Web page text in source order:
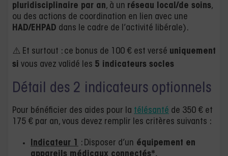
pluridisciplinaire par an, à un réseau local/de soins,
ou des actions de coordination en lien avec une
HAD/EHPAD dans le cadre de l’activité libérale).
⚠️ Et surtout : ce bonus de 100 € est versé uniquement
si vous avez validé les 5 indicateurs socles
Détail des 2 indicateurs optionnels
Pour bénéficier des aides pour la télésanté de 350 € et
175 € par an, vous devez remplir les critères suivants :
Indicateur 1 : Disposer d’un équipement en